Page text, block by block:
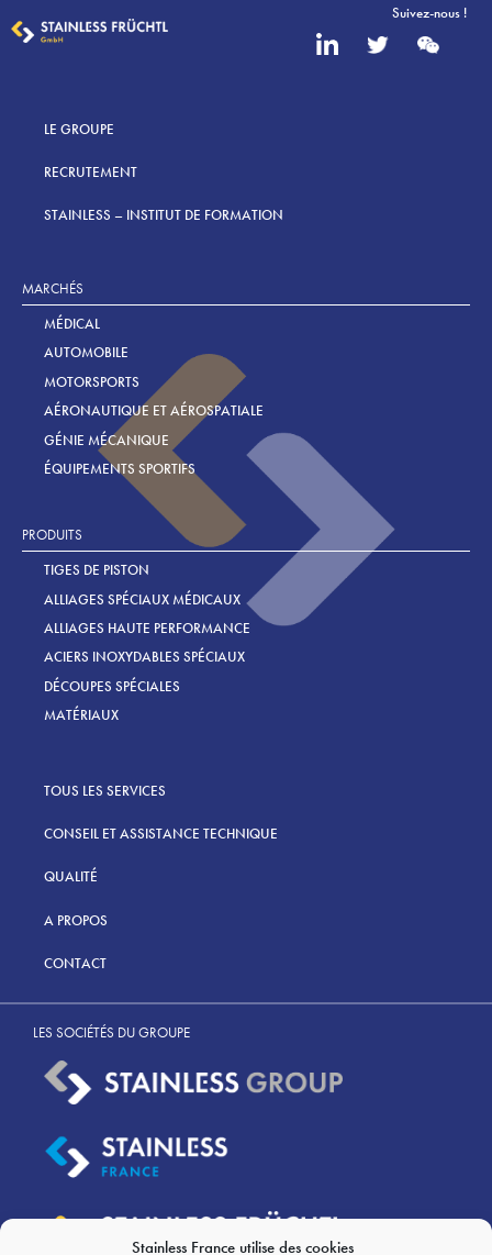
Stainless France utilise des cookies
Suivez-nous !
LE GROUPE
RECRUTEMENT
STAINLESS – INSTITUT DE FORMATION
MARCHÉS
MÉDICAL
AUTOMOBILE
MOTORSPORTS
AÉRONAUTIQUE ET AÉROSPATIALE
GÉNIE MÉCANIQUE
ÉQUIPEMENTS SPORTIFS
PRODUITS
TIGES DE PISTON
ALLIAGES SPÉCIAUX MÉDICAUX
ALLIAGES HAUTE PERFORMANCE
ACIERS INOXYDABLES SPÉCIAUX
DÉCOUPES SPÉCIALES
MATÉRIAUX
TOUS LES SERVICES
CONSEIL ET ASSISTANCE TECHNIQUE
QUALITÉ
A PROPOS
CONTACT
LES SOCIÉTÉS DU GROUPE